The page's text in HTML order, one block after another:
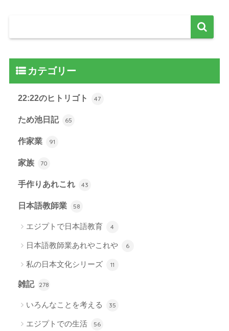
カテゴリー
22:22のヒトリゴト 47
ため池日記 65
作家業 91
家族 70
手作りあれこれ 43
日本語教師業 58
エジプトで日本語教育 4
日本語教師業あれやこれや 6
私の日本文化シリーズ 11
雑記 278
いろんなことを考える 35
エジプトでの生活 56